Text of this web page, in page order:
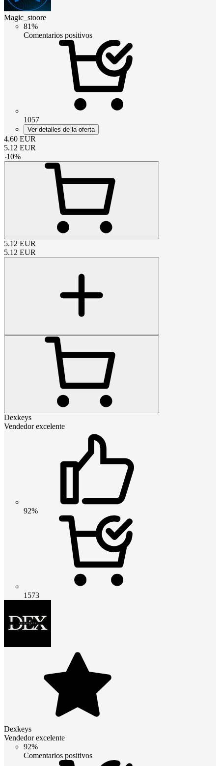
Magic_stoore
81%
Comentarios positivos
1057
Ver detalles de la oferta
4.60 EUR
5.12 EUR
-10%
5.12 EUR
5.12 EUR
Dexkeys
Vendedor excelente
92%
1573
Dexkeys
Vendedor excelente
92%
Comentarios positivos